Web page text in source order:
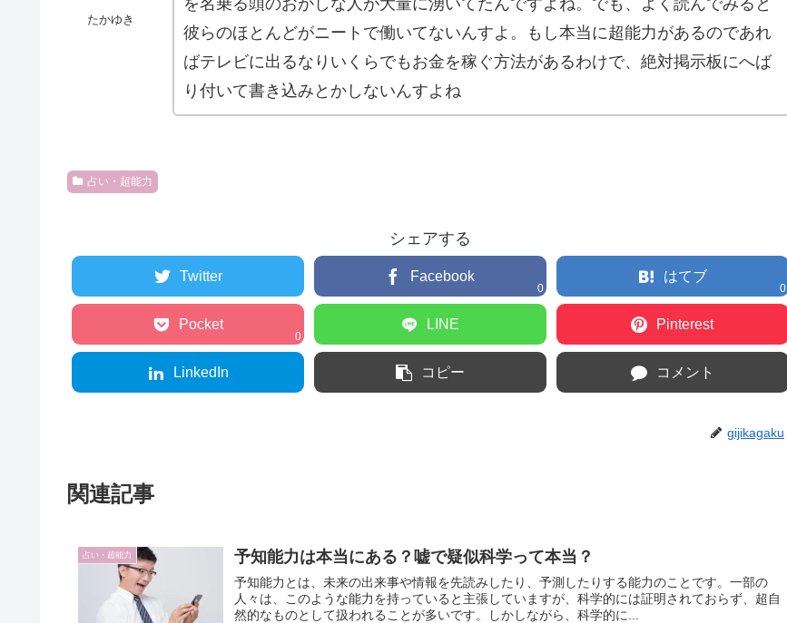
たかゆき
を名乗る頭のおかしな人が大量に湧いてたんですよね。でも、よく読んでみると
彼らのほとんどがニートで働いてないんすよ。もし本当に超能力があるのであれ
ばテレビに出るなりいくらでもお金を稼ぐ方法があるわけで、絶対掲示板にへば
り付いて書き込みとかしないんすよね
占い・超能力
シェアする
Twitter Facebook
0
はてブ
0
Pocket
0
LINE Pinterest
LinkedIn コピー コメント
gijikagaku
関連記事
占い・超能力 予知能力は本当にある？嘘で疑似科学って本当？
予知能力とは、未来の出来事や情報を先読みしたり、予測したりする能力のことです。一部の
人々は、このような能力を持っていると主張していますが、科学的には証明されておらず、超自
然的なものとして扱われることが多いです。しかしながら、科学的に...